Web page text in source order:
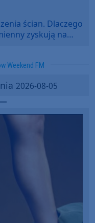
ścian. Dlaczego
zyskują na
Weekend FM
2026-08-05